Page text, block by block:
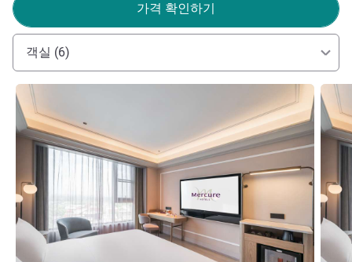
가격 확인하기
객실 (6)
세부 정보 보기 세부